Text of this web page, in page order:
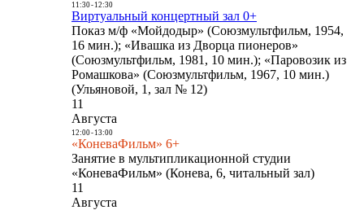
11:30- 12:30
Виртуальный концертный зал 0+
Показ м/ф «Мойдодыр» (Союзмультфильм, 1954,
16 мин.); «Ивашка из Дворца пионеров»
(Союзмультфильм, 1981, 10 мин.); «Паровозик из
Ромашкова» (Союзмультфильм, 1967, 10 мин.)
(Ульяновой, 1, зал № 12)
11
Августа
12:00- 13:00
«КоневаФильм» 6+
Занятие в мультипликационной студии
«КоневаФильм» (Конева, 6, читальный зал)
11
Августа